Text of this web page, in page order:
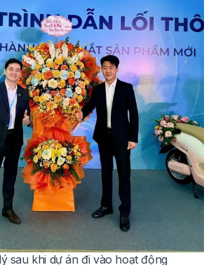
sau khi dự án đi vào hoạt động